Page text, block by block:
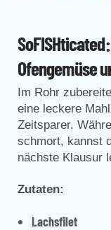
Ofengemüse
Im Rohr
eine leckere
Zeitsparer.
schmort, kannst
nächste Klausur
Zutaten:
Lachsfilet